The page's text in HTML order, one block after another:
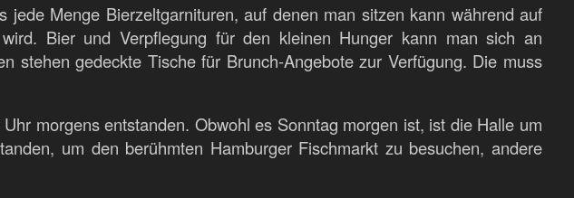
Menge Bierzeltgarnituren, auf denen man sitzen kann während auf
Bier und Verpflegung für den kleinen Hunger kann man sich an
stehen gedeckte Tische für Brunch-Angebote zur Verfügung. Die muss
morgens entstanden. Obwohl es Sonntag morgen ist, ist die Halle um
um den berühmten Hamburger Fischmarkt zu besuchen, andere